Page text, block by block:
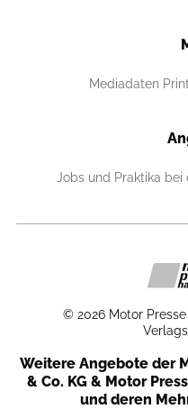
Mediadaten
Jobs und Praktika bei
© 2026 Motor
Weitere Angebote der
& Co. KG & Motor
und deren